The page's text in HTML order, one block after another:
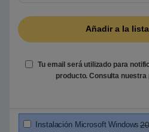
d
n
u
n
n
Tu email será utilizado para
producto. Consulta nuestra
Instalación Microsoft Windows